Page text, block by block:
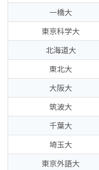
一橋大
東京科学大
北海道大
東北大
大阪大
筑波大
千葉大
埼玉大
東京外語大